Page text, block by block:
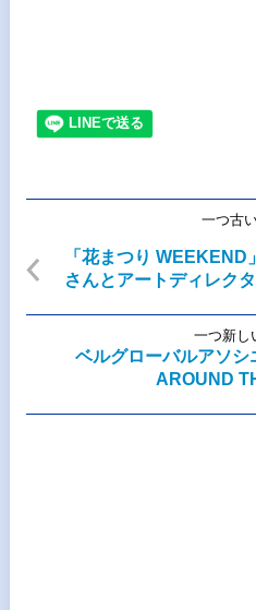
一つ古
「花まつり
さんとアートディレク
一つ新し
ベルグローバルアソ
AROUND